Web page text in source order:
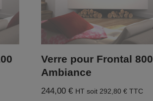
Verre pour Frontal 800
Ambiance
244,00 € HT soit 292,80 €TTC